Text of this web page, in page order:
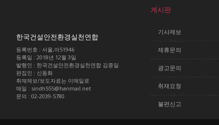
한국건설안전환경실천연합
등록번호 : 서울,아51946
등록일 : 2018년 12월 3일
발행인 : 한국건설안전환경실천연합 김종일
편집인 : 신동화
취재제보/보도자료는 이매일로
매일 : sindh555@hanmail.net
문의 : 02-2039-5780
게시판
기사제보
제휴문의
광고문의
취재요청
불편신고